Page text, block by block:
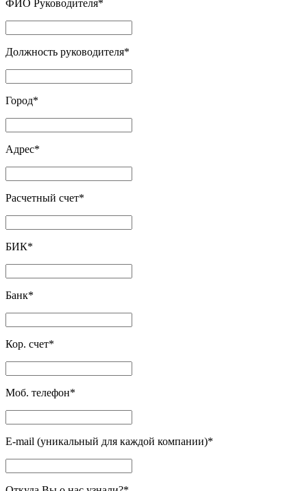
ФИО Руководителя*
Должность руководителя*
Город*
Адрес*
Расчетный счет*
БИК*
Банк*
Кор. счет*
Моб. телефон*
E-mail (уникальный для каждой компании)*